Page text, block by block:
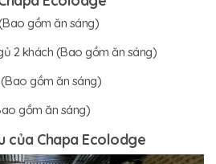
gồm ăn sáng)
2 khách (Bao gồm ăn sáng)
gồm ăn sáng)
gồm ăn sáng)
của Chapa Ecolodge